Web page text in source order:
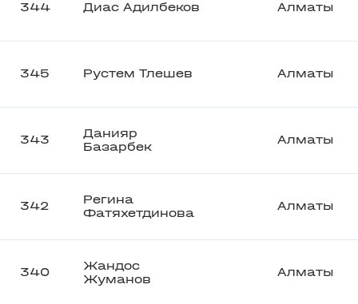
344 Диас Адилбеков Алматы
345 Рустем Тлешев Алматы
343
Данияр
Базарбек
Алматы
342
Регина
Фатяхетдинова
Алматы
340
Жандос
Жуманов
Алматы